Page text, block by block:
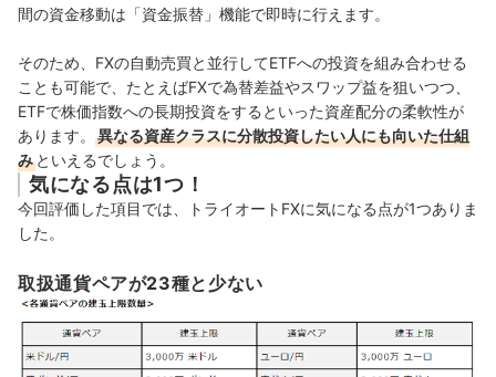
間の資金移動は「資金振替」機能で即時に行えます。
そのため、FXの自動売買と並行してETFへの投資を組み合わせる
ことも可能で、たとえばFXで為替差益やスワップ益を狙いつつ、
ETFで株価指数への長期投資をするといった資産配分の柔軟性が
あります。
異なる資産クラスに分散投資したい人にも向いた仕組
み といえるでしょう。
気になる点は1つ！
今回評価した項目では、トライオートFXに気になる点が1つありま
した。
取扱通貨ペアが23種と少ない